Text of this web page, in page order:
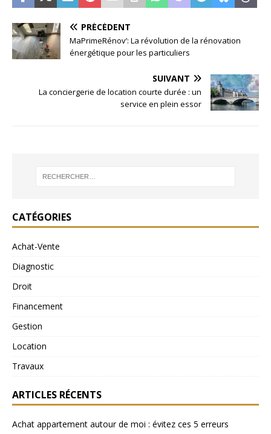
PRÉCÉDENT
MaPrimeRénov’: La révolution de la rénovation
énergétique pour les particuliers
SUIVANT
La conciergerie de location courte durée : un
service en plein essor
CATÉGORIES
Achat-Vente
Diagnostic
Droit
Financement
Gestion
Location
Travaux
ARTICLES RÉCENTS
Achat appartement autour de moi : évitez ces 5 erreurs